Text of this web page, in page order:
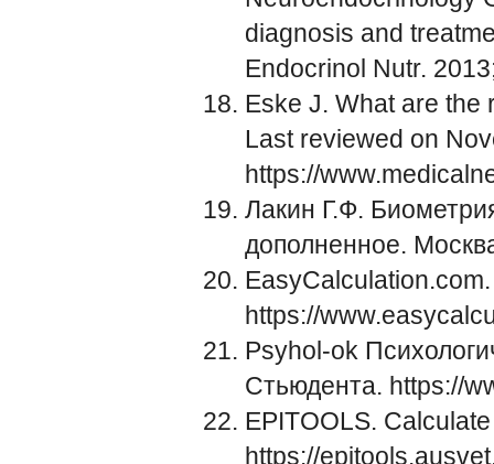
diagnosis and
Endocrinol Nutr.
Eske J. What are the
Last reviewed on
https://
Лакин Г.Ф.
дополненное.
https://
Psyhol-ok
Стьюдента. https://
EPITOOLS.
https://